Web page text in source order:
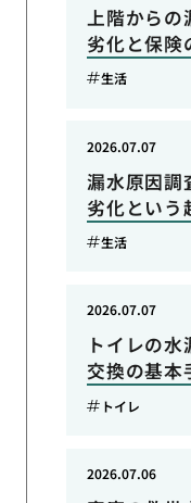
上階からの
劣化と保険
生活
漏水原因調
劣化という
2026.07.07
生活
トイレの
交換の基本
2026.07.07
トイレ
2026.07.06